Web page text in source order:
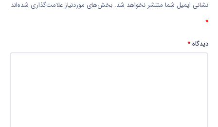
نشانی ایمیل شما منتشر نخواهد شد. بخش‌های موردنیاز علامت‌گذاری شده‌اند
*
دیدگاه*